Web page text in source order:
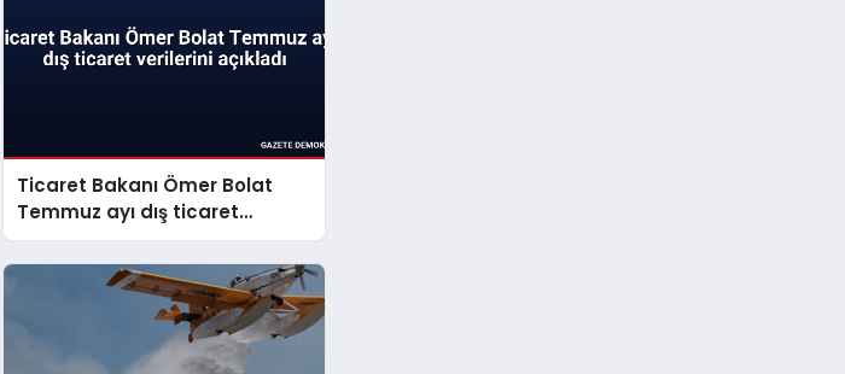
Ticaret Bakanı Ömer Bolat
Temmuz ayı dış ticaret
verilerini açıkladı